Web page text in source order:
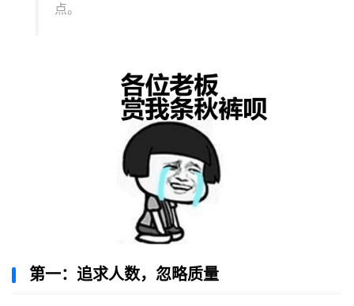
点。
第一：追求人数，忽略质量